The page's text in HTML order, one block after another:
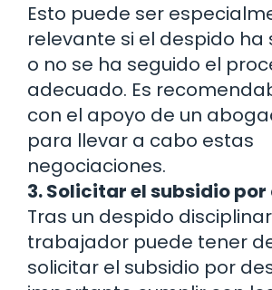
Esto puede ser
relevante si el despido ha
o no se ha seguido el
adecuado. Es
con el apoyo de un
para llevar a cabo estas
negociaciones.
3. Solicitar el subsidio
Tras un despido
trabajador puede tener
solicitar el subsidio por